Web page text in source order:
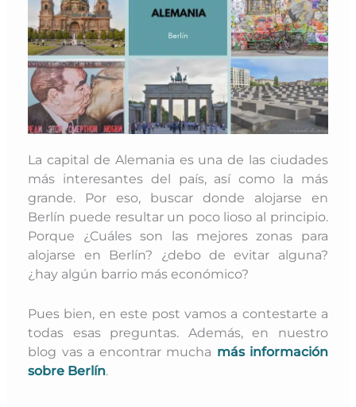
La capital de Alemania es una de las ciudades
más interesantes del país, así como la más
grande. Por eso, buscar donde alojarse en
Berlín puede resultar un poco lioso al principio.
Porque ¿Cuáles son las mejores zonas para
alojarse en Berlín? ¿debo de evitar alguna?
¿hay algún barrio más económico?
Pues bien, en este post vamos a contestarte a
todas esas preguntas. Además, en nuestro
blog vas a encontrar mucha más información
sobre Berlín.